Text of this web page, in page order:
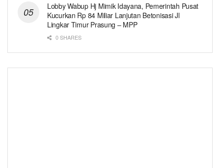
Lobby Wabup Hj Mimik Idayana, Pemerintah Pusat
Kucurkan Rp 84 Miliar Lanjutan Betonisasi Jl
Lingkar Timur Prasung – MPP
0 SHARES